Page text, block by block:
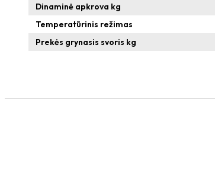
Dinaminė apkrova kg
Temperatūrinis režimas
Prekės grynasis svoris kg